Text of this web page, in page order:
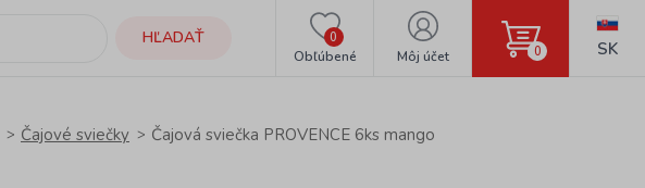
HĽADAŤ
Obľúbené
0
Môj účet 0 SK
Čajové sviečky Čajová sviečka PROVENCE 6ks mango